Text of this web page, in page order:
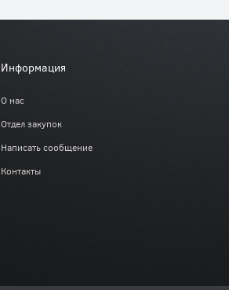
Информация
О нас
Отдел закупок
Написать сообщение
Контакты